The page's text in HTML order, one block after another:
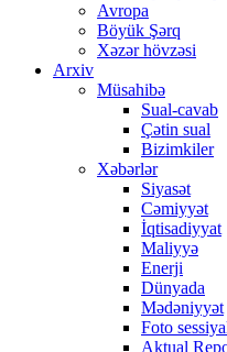
Avropa
Böyük Şərq
Xəzər hövzəsi
Arxiv
Müsahibə
Sual-cavab
Çətin sual
Bizimkiler
Xəbərlər
Siyasət
Cəmiyyət
İqtisadiyyat
Maliyyə
Enerji
Dünyada
Mədəniyyət
Foto
Aktual